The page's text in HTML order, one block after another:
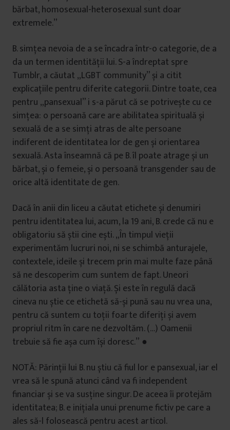
bărbat, homosexual-heterosexual sunt doar
extremele.”
B. simțea nevoia de a se încadra într-o categorie, de a
da un termen identității lui. S-a îndreptat spre
Tumblr, a căutat „LGBT community” și a citit
explicațiile pentru diferite categorii. Dintre toate, cea
pentru „pansexual” i s-a părut că se potrivește cu ce
simțea: o persoană care are abilitatea spirituală și
sexuală de a se simți atras de alte persoane
indiferent de identitatea lor de gen și orientarea
sexuală. Asta înseamnă că pe B. îl poate atrage și un
bărbat, și o femeie, și o persoană transgender sau de
orice altă identitate de gen.
Dacă în anii din liceu a căutat etichete și denumiri
pentru identitatea lui, acum, la 19 ani, B. crede că nu e
obligatoriu să știi cine ești. „În timpul vieții
experimentăm lucruri noi, ni se schimbă anturajele,
contextele, ideile și trecem prin mai multe faze până
să ne descoperim cum suntem de fapt. Uneori
călătoria asta ține o viață. Și este în regulă dacă
cineva nu știe ce etichetă să-și pună sau nu vrea una,
pentru că suntem cu toții foarte diferiți și avem
propriul ritm în care ne dezvoltăm. (…) Oamenii
trebuie să fie așa cum își doresc.” ●
NOTĂ: Părinții lui B. nu știu că fiul lor e pansexual, iar el
vrea să le spună atunci când va fi independent
financiar și se va susține singur. De aceea îi protejăm
identitatea; B. e inițiala unui prenume fictiv pe care a
ales să-l folosească pentru acest articol.